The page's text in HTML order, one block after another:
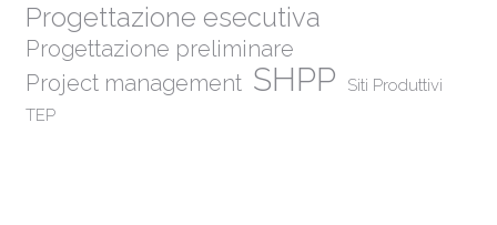
Progettazione esecutiva
Progettazione preliminare
Project management SHPP
Siti Produttivi
TEP